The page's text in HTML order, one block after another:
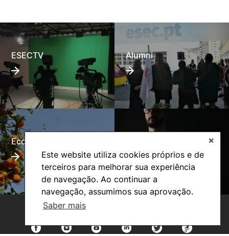
Este website utiliza cookies próprios e de
terceiros para melhorar sua experiência
de navegação. Ao continuar a
navegação, assumimos sua aprovação.
Saber mais
✕
ESECTV Alumni
Eco-Escola